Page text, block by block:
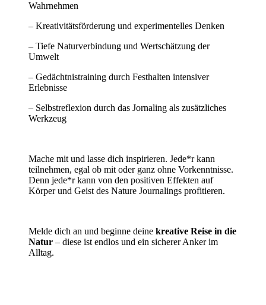
Wahrnehmen
– Kreativitätsförderung und experimentelles Denken
– Tiefe Naturverbindung und Wertschätzung der
Umwelt
– Gedächtnistraining durch Festhalten intensiver
Erlebnisse
– Selbstreflexion durch das Jornaling als zusätzliches
Werkzeug
Mache mit und lasse dich inspirieren. Jede*r kann
teilnehmen, egal ob mit oder ganz ohne Vorkenntnisse.
Denn jede*r kann von den positiven Effekten auf
Körper und Geist des Nature Journalings profitieren.
Melde dich an und beginne deine kreative Reise in die
Natur – diese ist endlos und ein sicherer Anker im
Alltag.